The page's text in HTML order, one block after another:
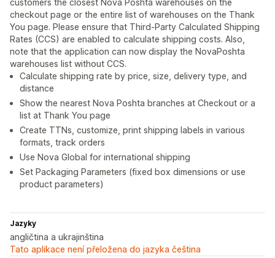
customers the closest Nova Poshta warehouses on the
checkout page or the entire list of warehouses on the Thank
You page. Please ensure that Third-Party Calculated Shipping
Rates (CCS) are enabled to calculate shipping costs. Also,
note that the application can now display the NovaPoshta
warehouses list without CCS.
Calculate shipping rate by price, size, delivery type, and
distance
Show the nearest Nova Poshta branches at Checkout or a
list at Thank You page
Create TTNs, customize, print shipping labels in various
formats, track orders
Use Nova Global for international shipping
Set Packaging Parameters (fixed box dimensions or use
product parameters)
Jazyky
angličtina a ukrajinština
Tato aplikace není přeložena do jazyka čeština